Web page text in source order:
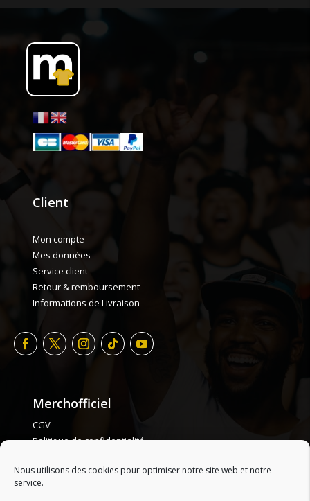
Nous utilisons des cookies pour optimiser notre site web et notre
service.
Client
Mon compte
Mes données
Service client
Retour & remboursement
Informations de Livraison
Merchofficiel
CGV
Politique de confidentialité
Plan de site